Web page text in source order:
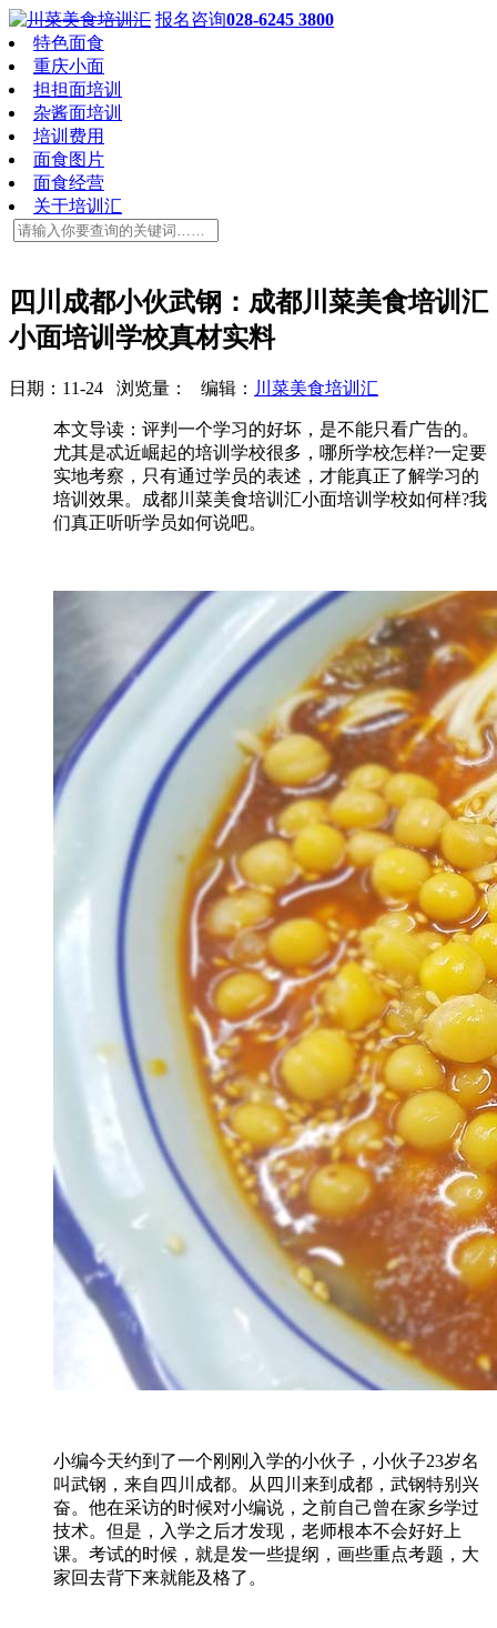
报名咨询028-6245 3800
特色面食
重庆小面
担担面培训
杂酱面培训
培训费用
面食图片
面食经营
关于培训汇
四川成都小伙武钢：成都川菜美食培训汇
小面培训学校真材实料
日期：11-24 浏览量： 编辑： 川菜美食培训汇
本文导读：评判一个学习的好坏，是不能只看广告的。
尤其是忒近崛起的培训学校很多，哪所学校怎样?一定要
实地考察，只有通过学员的表述，才能真正了解学习的
培训效果。成都川菜美食培训汇小面培训学校如何样?我
们真正听听学员如何说吧。
小编今天约到了一个刚刚入学的小伙子，小伙子23岁名
叫武钢，来自四川成都。从四川来到成都，武钢特别兴
奋。他在采访的时候对小编说，之前自己曾在家乡学过
技术。但是，入学之后才发现，老师根本不会好好上
课。考试的时候，就是发一些提纲，画些重点考题，大
家回去背下来就能及格了。